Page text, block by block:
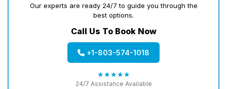
Our experts are ready 24/7 to guide you through the
best options.
Call Us To Book Now
+1-803-574-1018
★★★★★
24/7 Assistance Available